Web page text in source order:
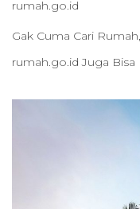
rumah.go.id
Gak Cuma Cari
rumah.go.id Juga Bisa